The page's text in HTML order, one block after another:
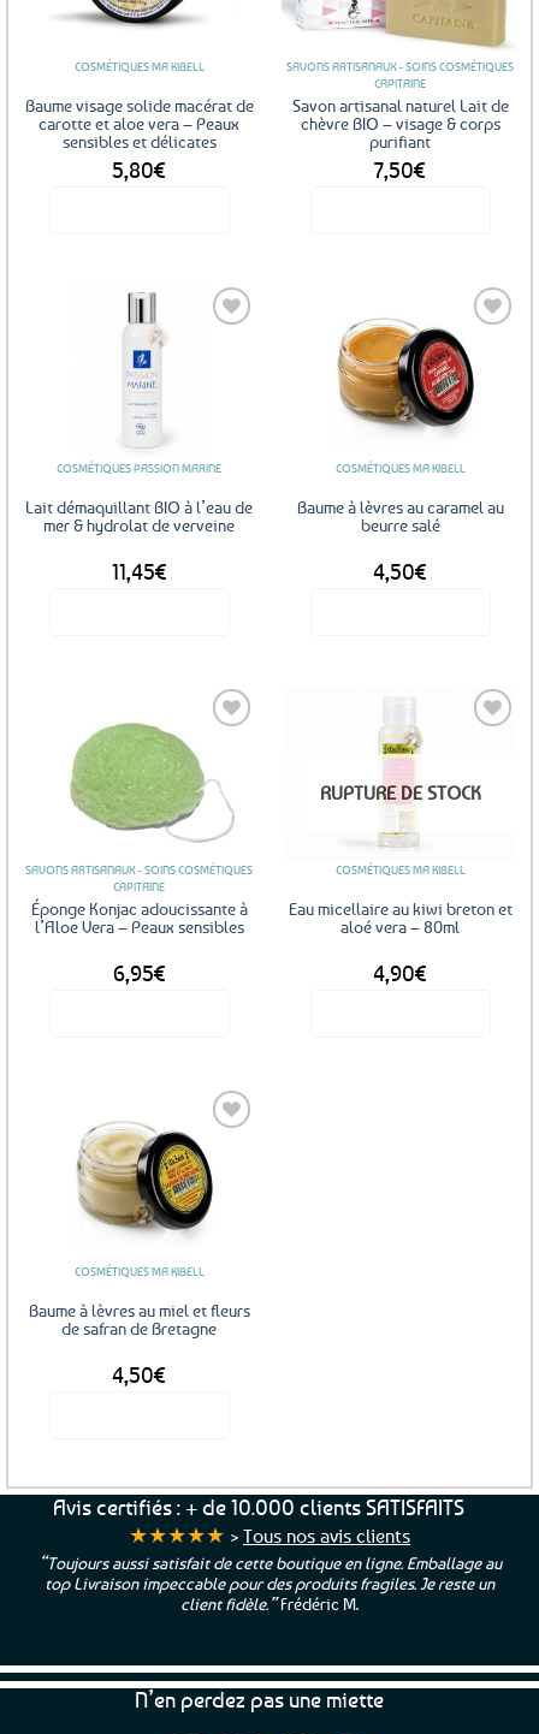
COSMÉTIQUES MA KIBELL
Baume visage solide macérat de
carotte et aloe vera – Peaux
sensibles et délicates
5,80€
favoris
SAVONS ARTISANAUX - SOINS COSMÉTIQUES
CAPITAINE
Savon artisanal naturel Lait de
chèvre BIO – visage & corps
purifiant
7,50€
COSMÉTIQUES PASSION MARINE
Lait démaquillant BIO à l’eau de
mer & hydrolat de verveine
11,45€
Ajouter
aux
favoris
COSMÉTIQUES MA KIBELL
Baume à lèvres au caramel au
beurre salé
4,50€
Ajouter
aux
favoris
SAVONS ARTISANAUX - SOINS COSMÉTIQUES
CAPITAINE
Éponge Konjac adoucissante à
l’Aloe Vera – Peaux sensibles
6,95€
Ajouter
aux
RUPTURE DE STOCK
COSMÉTIQUES MA KIBELL
Eau micellaire au kiwi breton et
aloé vera – 80ml
4,90€
Ajouter
aux
favoris
COSMÉTIQUES MA KIBELL
Baume à lèvres au miel et fleurs
de safran de Bretagne
4,50€
Avis certifiés : + de 10.000 clients SATISFAITS
★★★★★ > Tous nos avis clients
“Toujours aussi satisfait de cette boutique en ligne. Emballage au
top Livraison impeccable pour des produits fragiles. Je reste un
client fidèle.”Frédéric M.
N’en perdez pas une miette